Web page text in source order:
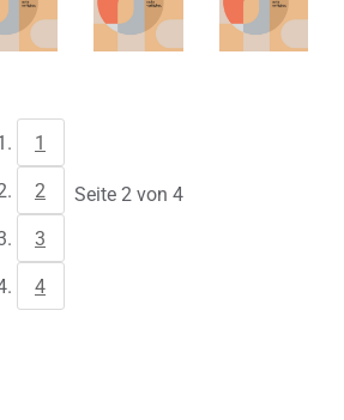
1
2
3
4
Seite 2 von 4